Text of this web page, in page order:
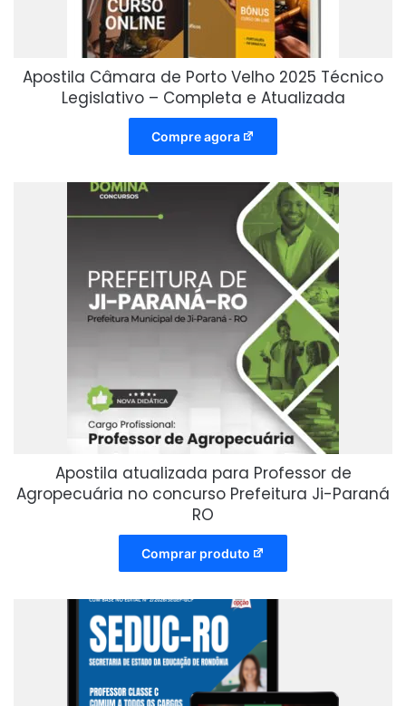
Apostila Câmara de Porto Velho 2025 Técnico
Legislativo – Completa e Atualizada
Compre agora
Apostila atualizada para Professor de
Agropecuária no concurso Prefeitura Ji-Paraná
RO
Comprar produto